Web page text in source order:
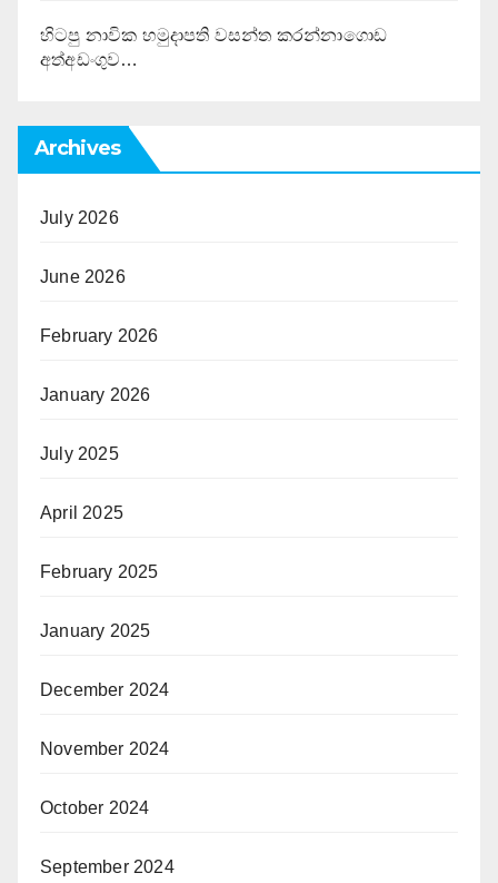
හිටපු නාවික හමුදාපති වසන්ත කරන්නාගොඩ
අත්අඩංගුව…
Archives
July 2026
June 2026
February 2026
January 2026
July 2025
April 2025
February 2025
January 2025
December 2024
November 2024
October 2024
September 2024